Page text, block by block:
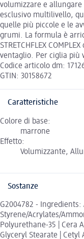
volumizzare e
esclusivo multilivello,
quelle più piccole e le
grumi. La formula è
STRETCHFLEX
ventaglio. Per ciglia più
Codice articolo dm:
GTIN: 30158672
Caratteristiche
Colore di base:
marrone
Effetto:
Volumizzante,
Sostanze
G2004782 - Ingredients:
Styrene/Acrylates/
Polyurethane-35 | Cera
Glyceryl Stearate | Cetyl